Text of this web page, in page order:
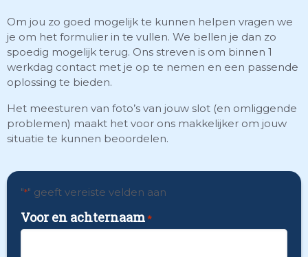
Om jou zo goed mogelijk te kunnen helpen vragen we
je om het formulier in te vullen. We bellen je dan zo
spoedig mogelijk terug. Ons streven is om binnen 1
werkdag contact met je op te nemen en een passende
oplossing te bieden.
Het meesturen van foto’s van jouw slot (en omliggende
problemen) maakt het voor ons makkelijker om jouw
situatie te kunnen beoordelen.
"*" geeft vereiste velden aan
Voor en achternaam*